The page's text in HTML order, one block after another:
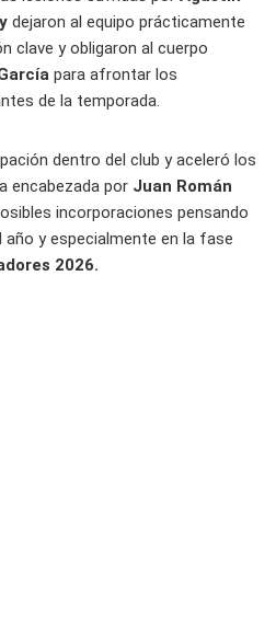
dejaron al equipo prácticamente
clave y obligaron al cuerpo
para afrontar los
de la temporada.
dentro del club y aceleró los
encabezada por Juan Román
incorporaciones pensando
y especialmente en la fase
2026.